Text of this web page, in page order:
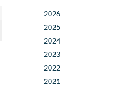
2026
2025
2024
2023
2022
2021